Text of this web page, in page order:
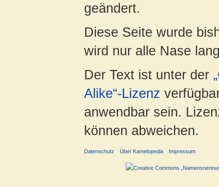
geändert.
Diese Seite wurde
wird nur alle Nase
Der Text ist unter der
Alike“-Lizenz
anwendbar sein.
können abweichen.
Datenschutz Über Kamelopedia Impressum